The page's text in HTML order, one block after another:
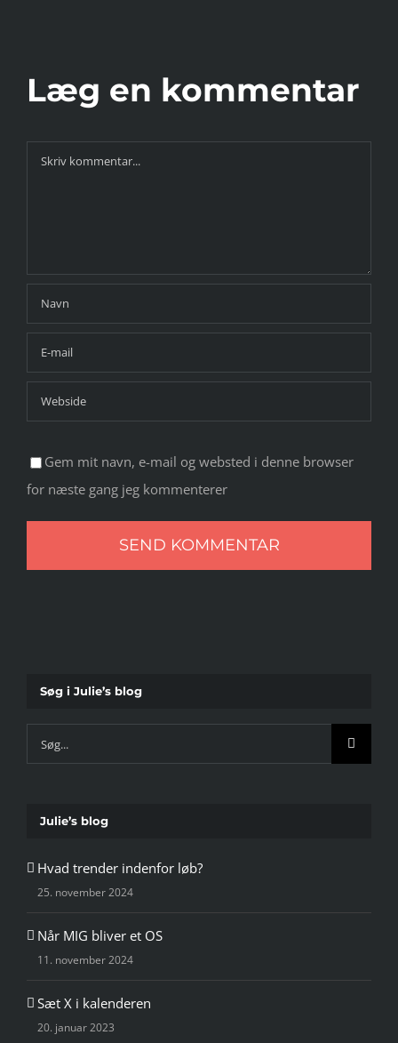
Læg en kommentar
Comment
Gem mit navn, e-mail og websted i denne browser
for næste gang jeg kommenterer
Søg i Julie’s blog
Søg
efter:
Julie’s blog
Hvad trender indenfor løb?
25. november 2024
Når MIG bliver et OS
11. november 2024
Sæt X i kalenderen
20. januar 2023